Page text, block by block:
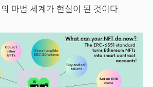
마법 세계가 현실이 된 것이다.